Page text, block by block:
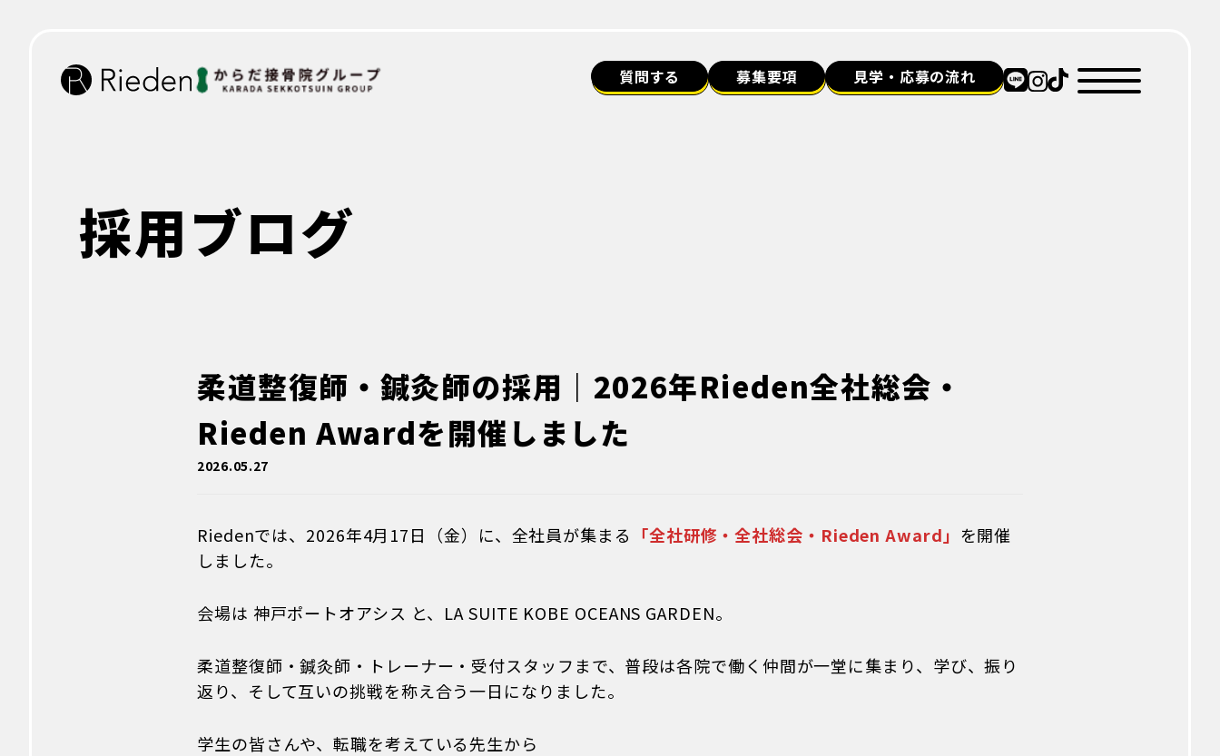
質問する 募集要項 見学・応募の流れ
採用ブログ
柔道整復師・鍼灸師の採用｜2026年Rieden全社総会・
Rieden Awardを開催しました
2026.05.27
Riedenでは、2026年4月17日（金）に、全社員が集まる 「全社研修・全社総会・Rieden Award」 を開催
しました。
会場は 神戸ポートオアシス と、LA SUITE KOBE OCEANS GARDEN。
柔道整復師・鍼灸師・トレーナー・受付スタッフまで、普段は各院で働く仲間が一堂に集まり、学び、振り
返り、そして互いの挑戦を称え合う一日になりました。
学生の皆さんや、転職を考えている先生から